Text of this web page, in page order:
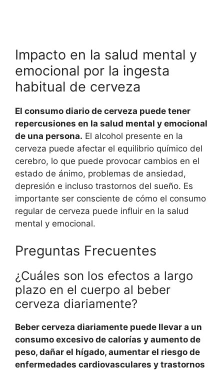
Impacto en la salud mental y
emocional por la ingesta
habitual de cerveza
El consumo diario de cerveza puede tener
repercusiones en la salud mental y emocional
de una persona. El alcohol presente en la
cerveza puede afectar el equilibrio químico del
cerebro, lo que puede provocar cambios en el
estado de ánimo, problemas de ansiedad,
depresión e incluso trastornos del sueño. Es
importante ser consciente de cómo el consumo
regular de cerveza puede influir en la salud
mental y emocional.
Preguntas Frecuentes
¿Cuáles son los efectos a largo
plazo en el cuerpo al beber
cerveza diariamente?
Beber cerveza diariamente puede llevar a un
consumo excesivo de calorías y aumento de
peso, dañar el hígado, aumentar el riesgo de
enfermedades cardiovasculares y trastornos